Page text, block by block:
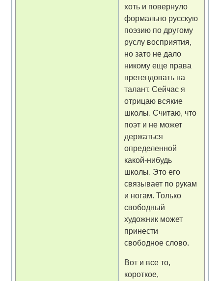
хоть и повернуло
формально русскую
поэзию по другому
руслу восприятия,
но зато не дало
никому еще права
претендовать на
талант. Сейчас я
отрицаю всякие
школы. Считаю, что
поэт и не может
держаться
определенной
какой-нибудь
школы. Это его
связывает по рукам
и ногам. Только
свободный
художник может
принести
свободное слово.
Вот и все то,
короткое,